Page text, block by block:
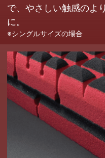
で、やさしい触感のよ
に。
※シングルサイズの場合